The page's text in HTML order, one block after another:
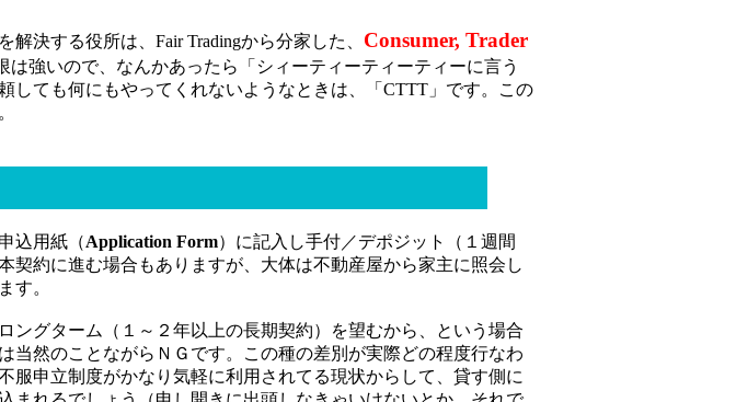
決する役所は、Fair Tradingから分家した、 Consumer, Trader
は強いので、なんかあったら「シィーティーティーティーに言う
しても何にもやってくれないようなときは、「CTTT」です。この
込用紙（Application Form）に記入し手付／デポジット（１週間
契約に進む場合もありますが、大体は不動産屋から家主に照会し
す。
グターム（１～２年以上の長期契約）を望むから、という場合
当然のことながらＮＧです。この種の差別が実際どの程度行なわ
服申立制度がかなり気軽に利用されてる現状からして、貸す側に